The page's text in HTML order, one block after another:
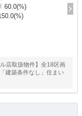
60.0(%)
店取扱物件】全18区画
建築条件なし」住まい